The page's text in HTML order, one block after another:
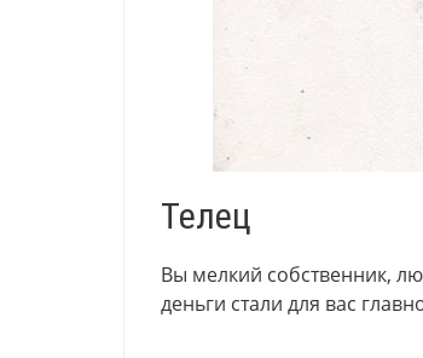
Телец
Вы мелкий собственник,
деньги стали для вас